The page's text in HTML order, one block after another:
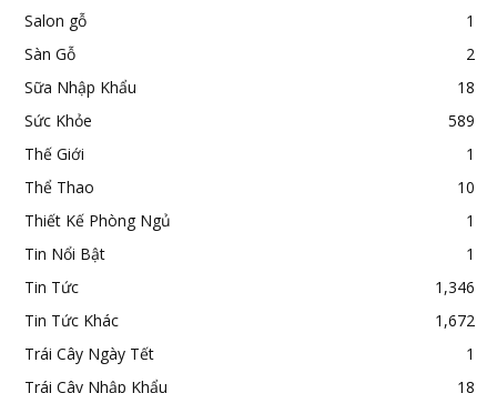
Salon gỗ
1
Sàn Gỗ
2
Sữa Nhập Khẩu
18
Sức Khỏe
589
Thế Giới
1
Thể Thao
10
Thiết Kế Phòng Ngủ
1
Tin Nổi Bật
1
Tin Tức
1,346
Tin Tức Khác
1,672
Trái Cây Ngày Tết
1
Trái Cây Nhập Khẩu
18